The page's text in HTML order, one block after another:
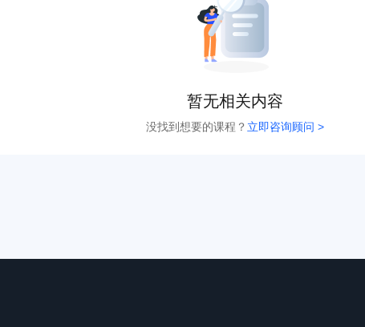
暂无相关内容
没找到想要的课程？ 立即咨询顾问 >